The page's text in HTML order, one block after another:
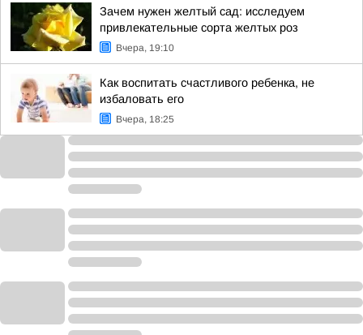
Зачем нужен желтый сад: исследуем
привлекательные сорта желтых роз
Вчера, 19:10
Как воспитать счастливого ребенка, не
избаловать его
Вчера, 18:25